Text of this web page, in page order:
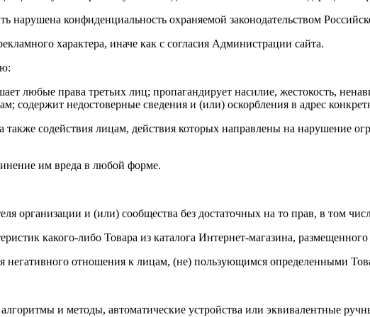
нарушена конфиденциальность охраняемой законодательством
характера, иначе как с согласия Администрации сайта.
любые права третьих лиц; пропагандирует насилие, жестокость,
содержит недостоверные сведения и (или) оскорбления в адрес
содействия лицам, действия которых направлены на нарушение
им вреда в любой форме.
организации и (или) сообщества без достаточных на то прав, в том
какого-либо Товара из каталога Интернет-магазина,
негативного отношения к лицам, (не) пользующимся определенными
и методы, автоматические устройства или эквивалентные